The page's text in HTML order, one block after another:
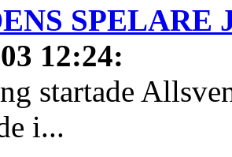
SPELARE
12:24:
startade
i...